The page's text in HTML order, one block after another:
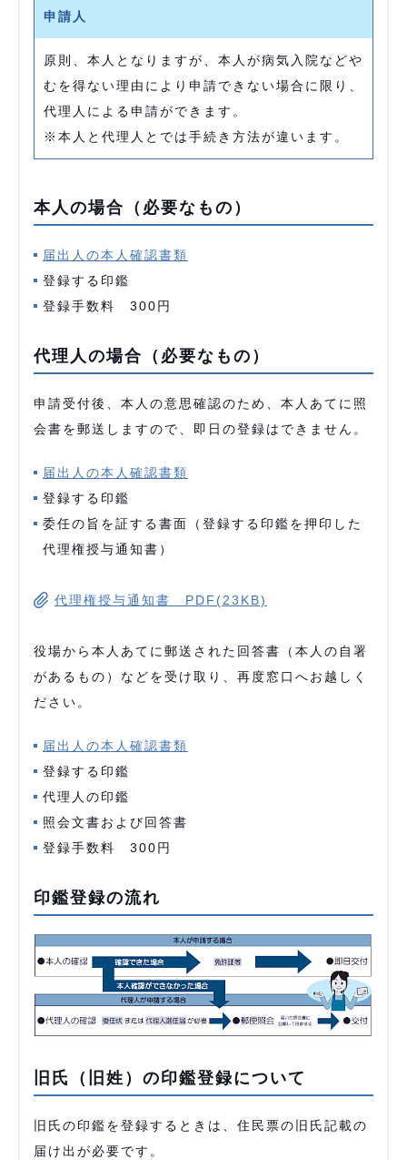
申請人
原則、本人となりますが、本人が病気入院などや
むを得ない理由により申請できない場合に限り、
代理人による申請ができます。
※本人と代理人とでは手続き方法が違います。
本人の場合（必要なもの）
届出人の本人確認書類
登録する印鑑
登録手数料 300円
代理人の場合（必要なもの）
申請受付後、本人の意思確認のため、本人あてに照
会書を郵送しますので、即日の登録はできません。
届出人の本人確認書類
登録する印鑑
委任の旨を証する書面（登録する印鑑を押印した
代理権授与通知書）
代理権授与通知書 PDF(23KB)
役場から本人あてに郵送された回答書（本人の自署
があるもの）などを受け取り、再度窓口へお越しく
ださい。
届出人の本人確認書類
登録する印鑑
代理人の印鑑
照会文書および回答書
登録手数料 300円
印鑑登録の流れ
旧氏（旧姓）の印鑑登録について
旧氏の印鑑を登録するときは、住民票の旧氏記載の
届け出が必要です。